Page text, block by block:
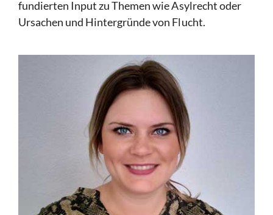
fundierten Input zu Themen wie Asylrecht oder
Ursachen und Hintergründe von Flucht.